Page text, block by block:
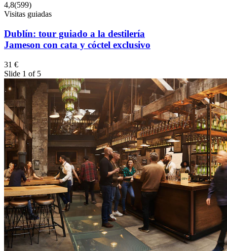
4,8(599)
Visitas guiadas
Dublín: tour guiado a la destilería
Jameson con cata y cóctel exclusivo
31 €
Slide 1 of 5